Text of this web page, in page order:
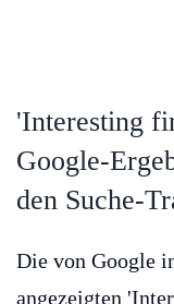
'Interesting
Google-
den Suche-
Die von Google
angezeigten